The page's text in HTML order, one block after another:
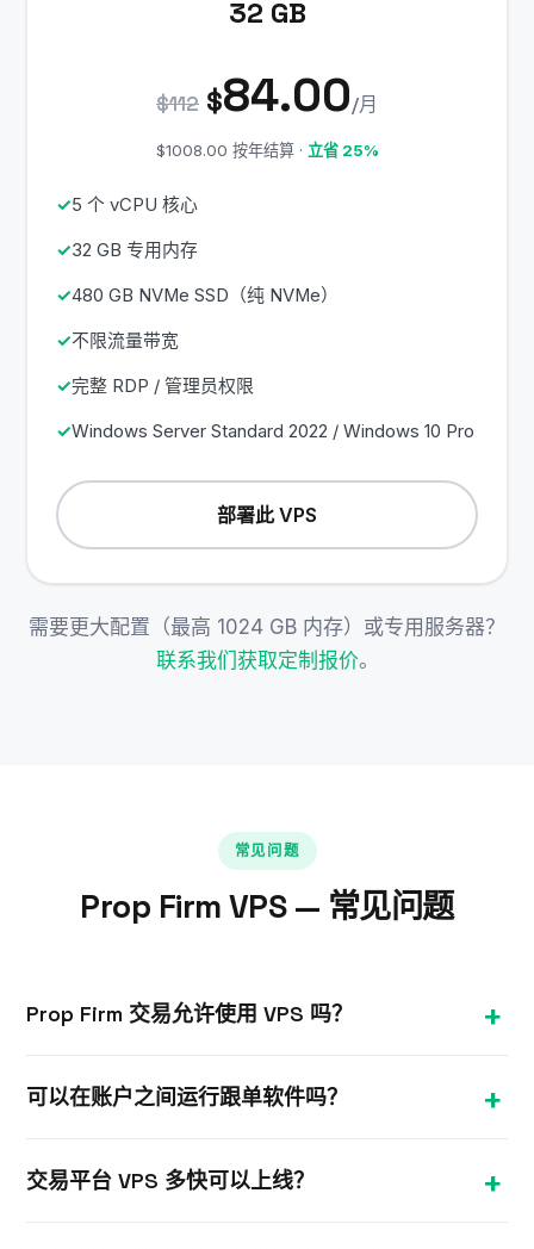
32 GB
$112 $84.00/月
$1008.00 按年结算 · 立省 25%
5 个 vCPU 核心
32 GB 专用内存
480 GB NVMe SSD（纯 NVMe）
不限流量带宽
完整 RDP / 管理员权限
Windows Server Standard 2022 / Windows 10 Pro
部署此 VPS
需要更大配置（最高 1024 GB 内存）或专用服务器？
联系我们获取定制报价。
常见问题
Prop Firm VPS — 常见问题
Prop Firm 交易允许使用 VPS 吗？
性——请务必确认您所在机构的具体规定。VPS 只提
可以在账户之间运行跟单软件吗？
件，并运行多个 MT4/MT5 终端，在同一台 VPS 上的
交易平台 VPS 多快可以上线？